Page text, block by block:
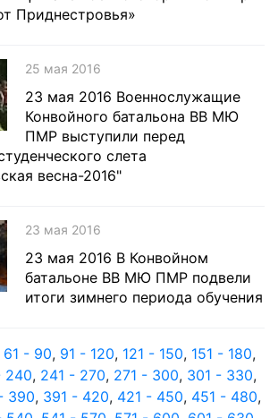
Приднестровья»
25 мая 2016
23 мая 2016 Военнослужащие
Конвойного батальона ВВ МЮ
ПМР выступили перед
слета
весна-2016"
23 мая 2016
23 мая 2016 В Конвойном
батальоне ВВ МЮ ПМР подвели
итоги зимнего периода обучения
61 - 90, 91 - 120, 121 - 150, 151 - 180,
240, 241 - 270, 271 - 300, 301 - 330,
390, 391 - 420, 421 - 450, 451 - 480,